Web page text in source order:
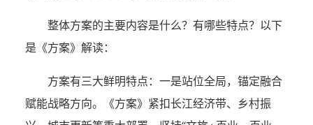
整体方案的主要内容是什么？有哪些特点？以下
是《方案》解读：
方案有三大鲜明特点：一是站位全局，锚定融合
赋能战略方向。《方案》紧扣长江经济带、乡村振